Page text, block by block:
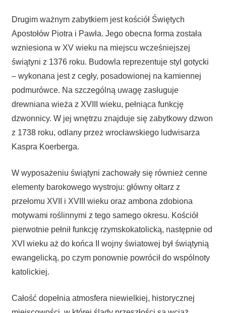
Drugim ważnym zabytkiem jest kościół Świętych
Apostołów Piotra i Pawła. Jego obecna forma została
wzniesiona w XV wieku na miejscu wcześniejszej
świątyni z 1376 roku. Budowla reprezentuje styl gotycki
– wykonana jest z cegły, posadowionej na kamiennej
podmurówce. Na szczególną uwagę zasługuje
drewniana wieża z XVIII wieku, pełniąca funkcję
dzwonnicy. W jej wnętrzu znajduje się zabytkowy dzwon
z 1738 roku, odlany przez wrocławskiego ludwisarza
Kaspra Koerberga.
W wyposażeniu świątyni zachowały się również cenne
elementy barokowego wystroju: główny ołtarz z
przełomu XVII i XVIII wieku oraz ambona zdobiona
motywami roślinnymi z tego samego okresu. Kościół
pierwotnie pełnił funkcję rzymskokatolicką, następnie od
XVI wieku aż do końca II wojny światowej był świątynią
ewangelicką, po czym ponownie powrócił do wspólnoty
katolickiej.
Całość dopełnia atmosfera niewielkiej, historycznej